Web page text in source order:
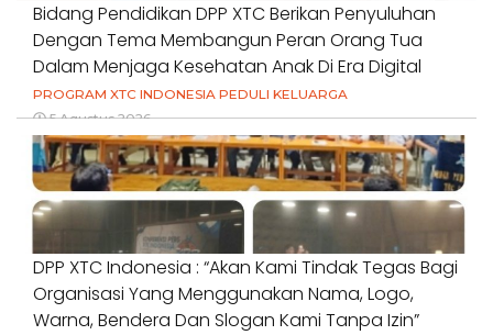
Bidang Pendidikan DPP XTC Berikan Penyuluhan
Dengan Tema Membangun Peran Orang Tua
Dalam Menjaga Kesehatan Anak Di Era Digital
PROGRAM XTC INDONESIA PEDULI KELUARGA
5 Agustus 2026
DPP XTC Indonesia : “Akan Kami Tindak Tegas Bagi
Organisasi Yang Menggunakan Nama, Logo,
Warna, Bendera Dan Slogan Kami Tanpa Izin”